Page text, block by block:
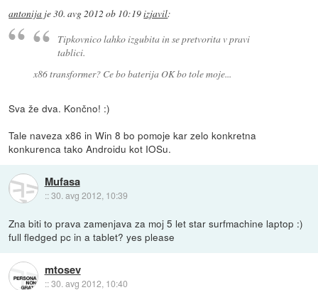
antonija je30. avg 2012 ob 10:19izjavil:
Tipkovnico lahko izgubita in se pretvorita v pravi
tablici.
x86 transformer? Ce bo baterija OK bo tole moje...
Sva že dva. Končno! :)
Tale naveza x86 in Win 8 bo pomoje kar zelo konkretna
konkurenca tako Androidu kot IOSu.
Mufasa
::30. avg 2012, 10:39
Zna biti to prava zamenjava za moj 5 let star surfmachine laptop :)
full fledged pc in a tablet? yes please
mtosev
::30. avg 2012, 10:40